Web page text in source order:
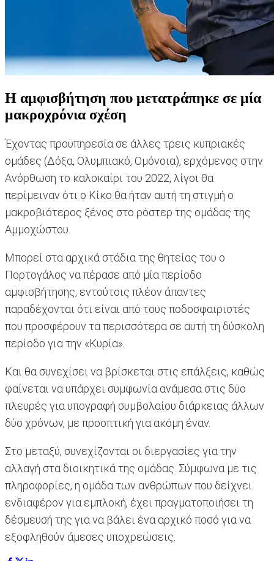
Η αμφισβήτηση που μετατράπηκε σε μία
μακροχρόνια σχέση
Έχοντας προϋπηρεσία σε άλλες τρεις κυπριακές
ομάδες (Δόξα, Ολυμπιακό, Ομόνοια), ερχόμενος στην
Ανόρθωση το καλοκαίρι του 2022, λίγοι θα
περίμειναν ότι ο Κίκο θα ήταν αυτή τη στιγμή ο
μακροβιότερος ξένος στο ρόστερ της ομάδας της
Αμμοχώστου.
Μπορεί στα αρχικά στάδια της θητείας του ο
Πορτογάλος να πέρασε από μία περίοδο
αμφισβήτησης, εντούτοις πλέον άπαντες
παραδέχονται ότι είναι από τους ποδοσφαιριστές
που προσφέρουν τα περισσότερα σε αυτή τη δύσκολη
περίοδο για την «Κυρία».
Και θα συνεχίσει να βρίσκεται στις επάλξεις, καθώς
φαίνεται να υπάρχει συμφωνία ανάμεσα στις δύο
πλευρές για υπογραφή συμβολαίου διάρκειας άλλων
δύο χρόνων, με προοπτική για ακόμη έναν.
Στο μεταξύ, συνεχίζονται οι διεργασίες για την
αλλαγή στα διοικητικά της ομάδας. Σύμφωνα με τις
πληροφορίες, η ομάδα των ανθρώπων που δείχνει
ενδιαφέρον για εμπλοκή, έχει πραγματοποιήσει τη
δέσμευσή της για να βάλει ένα αρχικό ποσό για να
εξοφληθούν άμεσες υποχρεώσεις.